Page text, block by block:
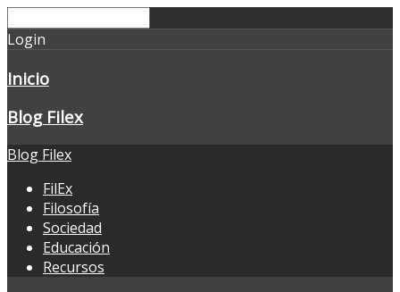
Login
Inicio
Blog Filex
Blog Filex
FilEx
Filosofía
Sociedad
Educación
Recursos